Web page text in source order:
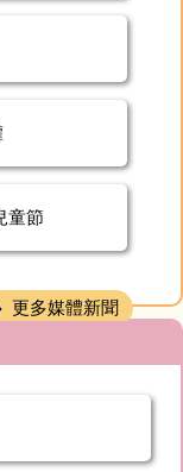
童節
更多媒體新聞